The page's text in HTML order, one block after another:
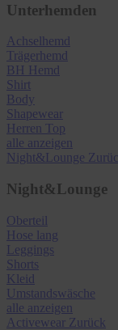
Unterhemden
Achselhemd
Trägerhemd
BH Hemd
Shirt
Body
Shapewear
Herren Top
alle anzeigen
Night&Lounge
Night&Lounge
Oberteil
Hose lang
Leggings
Shorts
Kleid
Umstandswäsche
alle anzeigen
Activewear Zurück